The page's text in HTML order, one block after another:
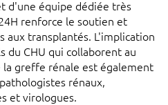
d'une équipe dédiée très
renforce le soutien et
aux transplantés. L'implication
du CHU qui collaborent au
la greffe rénale est également
rénaux,
et virologues.